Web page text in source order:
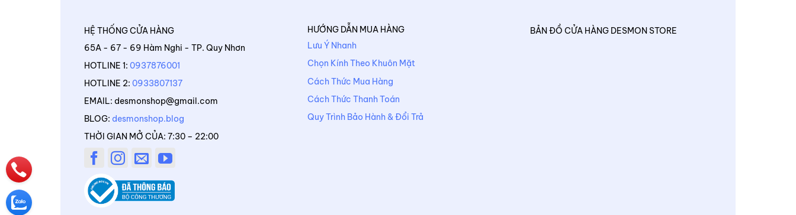
HỆ THỐNG CỬA HÀNG
65A - 67 - 69 Hàm Nghi - TP. Quy Nhơn
HOTLINE 1: 0937876001
HOTLINE 2: 0933807137
EMAIL: desmonshop@gmail.com
BLOG: desmonshop.blog
THỜI GIAN MỞ CỦA: 7:30 – 22:00
HƯỚNG DẪN MUA HÀNG
Lưu Ý Nhanh
Chọn Kính Theo Khuôn Mặt
Cách Thức Mua Hàng
Cách Thức Thanh Toán
Quy Trình Bảo Hành & Đổi Trả
BẢN ĐỒ CỬA HÀNG DESMON STORE